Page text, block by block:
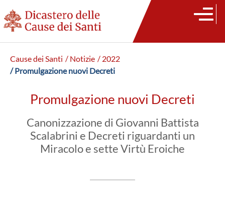
Cause dei Santi / Notizie / 2022
/ Promulgazione nuovi Decreti
Promulgazione nuovi Decreti
Canonizzazione di Giovanni Battista
Scalabrini e Decreti riguardanti un
Miracolo e sette Virtù Eroiche